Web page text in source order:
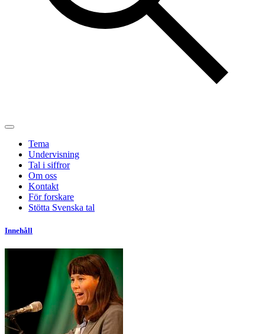
Tema
Undervisning
Tal i siffror
Om oss
Kontakt
För forskare
Stötta Svenska tal
Innehåll